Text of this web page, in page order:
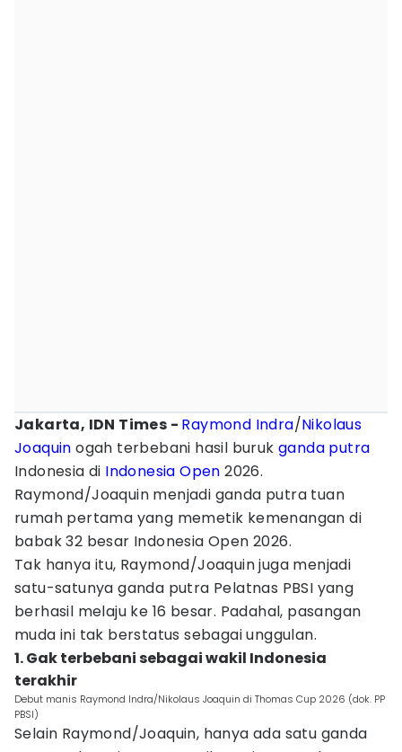
Jakarta, IDN Times - Raymond Indra/Nikolaus
Joaquin ogah terbebani hasil burukganda putra
Indonesia di Indonesia Open 2026.
Raymond/Joaquin menjadi ganda putra tuan
rumah pertama yang memetik kemenangan di
babak 32 besar Indonesia Open 2026.
Tak hanya itu, Raymond/Joaquin juga menjadi
satu-satunya ganda putra Pelatnas PBSI yang
berhasil melaju ke 16 besar. Padahal, pasangan
muda ini tak berstatus sebagai unggulan.
1. Gak terbebani sebagai wakil Indonesia
terakhir
Debut manis Raymond Indra/Nikolaus Joaquin di Thomas Cup 2026 (dok. PP
PBSI)
Selain Raymond/Joaquin, hanya ada satu ganda